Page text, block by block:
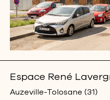
Espace René
Auzeville-Tolosane (31)